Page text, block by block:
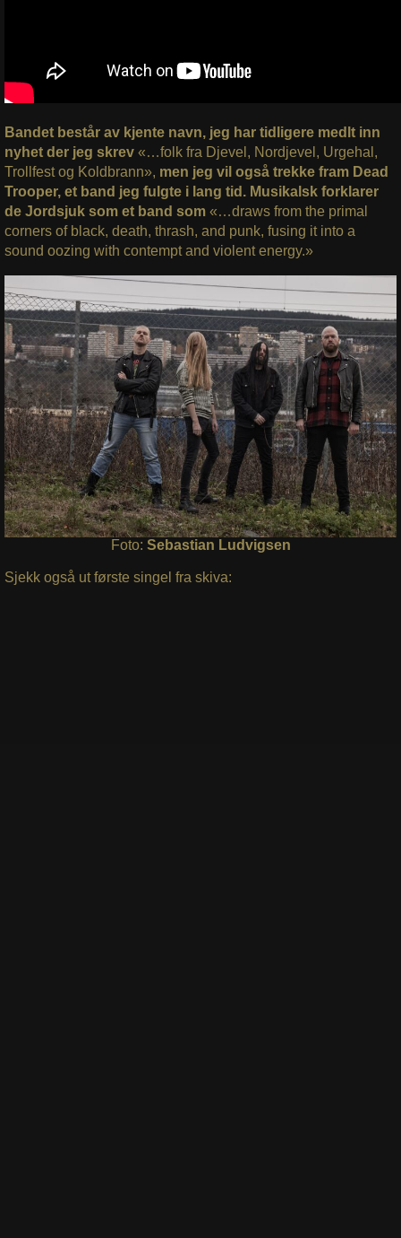
Bandet består av kjente navn, jeg har tidligere medlt inn
nyhet der jeg skrev«…folk fra Djevel, Nordjevel, Urgehal,
Trollfest og Koldbrann», men jeg vil også trekke fram Dead
Trooper, et band jeg fulgte i lang tid. Musikalsk forklarer
de Jordsjuk som et band som«…draws from the primal
corners of black, death, thrash, and punk, fusing it into a
sound oozing with contempt and violent energy.»
Foto: Sebastian Ludvigsen
Sjekk også ut første singel fra skiva: